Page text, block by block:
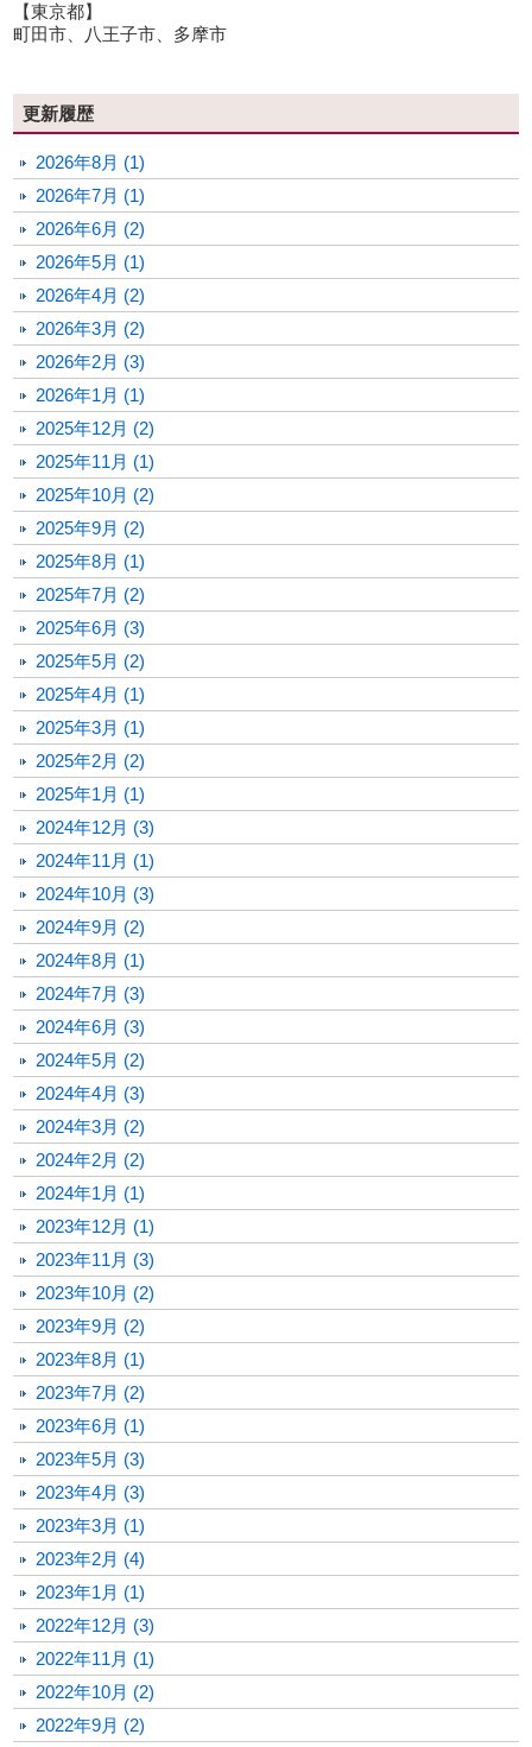
【東京都】
町田市、八王子市、多摩市
更新履歴
2026年8月 (1)
2026年7月 (1)
2026年6月 (2)
2026年5月 (1)
2026年4月 (2)
2026年3月 (2)
2026年2月 (3)
2026年1月 (1)
2025年12月 (2)
2025年11月 (1)
2025年10月 (2)
2025年9月 (2)
2025年8月 (1)
2025年7月 (2)
2025年6月 (3)
2025年5月 (2)
2025年4月 (1)
2025年3月 (1)
2025年2月 (2)
2025年1月 (1)
2024年12月 (3)
2024年11月 (1)
2024年10月 (3)
2024年9月 (2)
2024年8月 (1)
2024年7月 (3)
2024年6月 (3)
2024年5月 (2)
2024年4月 (3)
2024年3月 (2)
2024年2月 (2)
2024年1月 (1)
2023年12月 (1)
2023年11月 (3)
2023年10月 (2)
2023年9月 (2)
2023年8月 (1)
2023年7月 (2)
2023年6月 (1)
2023年5月 (3)
2023年4月 (3)
2023年3月 (1)
2023年2月 (4)
2023年1月 (1)
2022年12月 (3)
2022年11月 (1)
2022年10月 (2)
2022年9月 (2)